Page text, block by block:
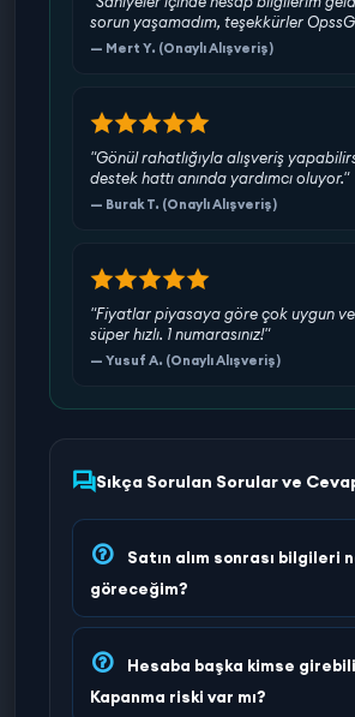
sorun yaşamadım, teşekkürler
— Mert Y. (Onaylı Alışveriş)
"Gönül rahatlığıyla alışveriş
destek hattı anında yardımcı oluyor."
— Burak T. (Onaylı Alışveriş)
"Fiyatlar piyasaya göre çok uygun
süper hızlı. 1 numarasınız!"
— Yusuf A. (Onaylı Alışveriş)
Sıkça Sorulan Sorular ve
Satın alım sonrası bilgileri
göreceğim?
Hesaba başka kimse
Kapanma riski var mı?